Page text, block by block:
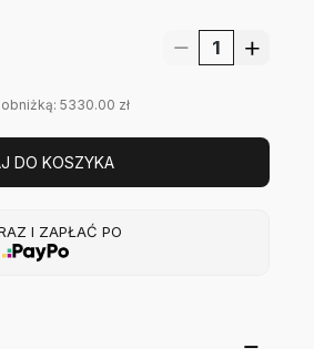
5330.00 zł
DO KOSZYKA
I ZAPŁAĆ PO